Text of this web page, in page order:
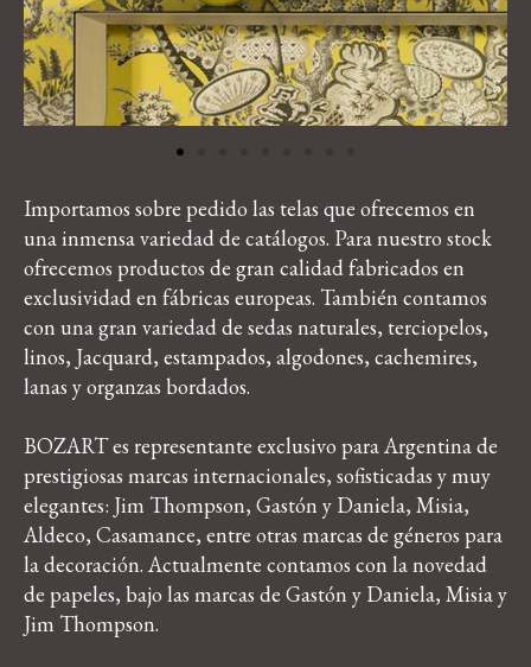
Importamos sobre pedido las telas que ofrecemos en
una inmensa variedad de catálogos. Para nuestro stock
ofrecemos productos de gran calidad fabricados en
exclusividad en fábricas europeas. También contamos
con una gran variedad de sedas naturales, terciopelos,
linos, Jacquard, estampados, algodones, cachemires,
lanas y organzas bordados.
BOZART es representante exclusivo para Argentina de
prestigiosas marcas internacionales, sofisticadas y muy
elegantes: Jim Thompson, Gastón y Daniela, Misia,
Aldeco, Casamance, entre otras marcas de géneros para
la decoración. Actualmente contamos con la novedad
de papeles, bajo las marcas de Gastón y Daniela, Misia y
Jim Thompson.